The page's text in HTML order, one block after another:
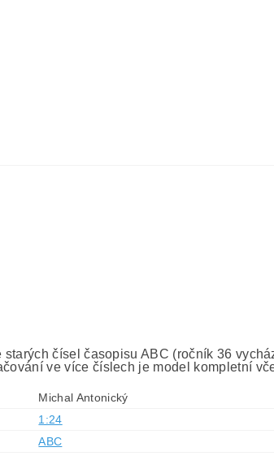
čísel časopisu ABC (ročník 36
ve více číslech je model kompletní
Michal Antonický
1:24
ABC